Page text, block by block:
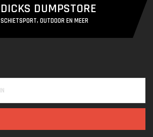
DICKS DUMPSTORE
SCHIETSPORT, OUTDOOR EN MEER